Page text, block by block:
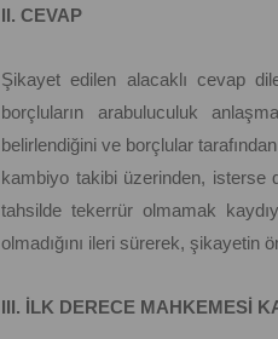
II. CEVAP
Şikayet edilen alacaklı cevap
borçluların arabuluculuk
belirlendiğini ve borçlular
kambiyo takibi üzerinden, isterse
tahsilde tekerrür olmamak
olmadığını ileri sürerek,
III. İLK DERECE MAHKEMESİ